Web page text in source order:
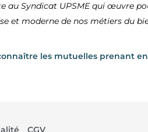
au Syndicat UPSME qui œuvre
et moderne de nos métiers du
les mutuelles prenant